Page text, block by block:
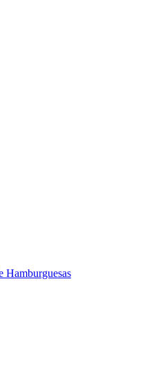
Hamburguesas